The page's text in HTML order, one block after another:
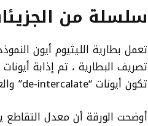
سلسلة من
تصريف البطارية ، تم إذابة
تكون أيونات “de-intercalate” والعودة إلى المنحل بالكهرباء ، فإن البطارية تتشحن.
أوضحت الورقة أن معدل